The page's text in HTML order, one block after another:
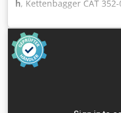
h, Kettenbagger CAT
Betriebsstunden und ist
Hvxsiija Einsatzgewicht